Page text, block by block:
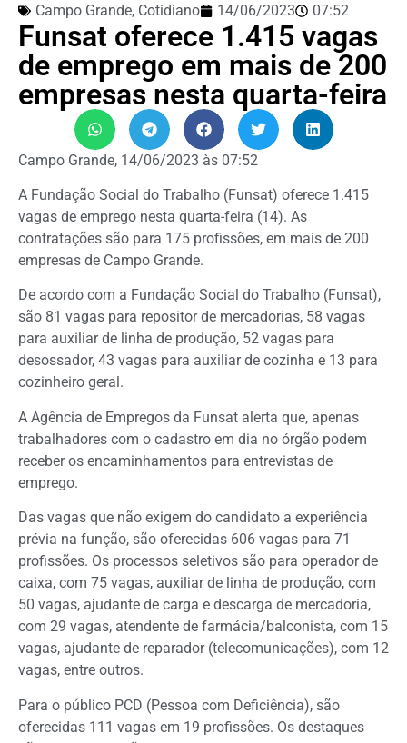
Campo Grande, Cotidiano 14/06/2023 07:52
Funsat oferece 1.415 vagas
de emprego em mais de 200
empresas nesta quarta-feira
Campo Grande, 14/06/2023 às 07:52
A Fundação Social do Trabalho (Funsat) oferece 1.415
vagas de emprego nesta quarta-feira (14). As
contratações são para 175 profissões, em mais de 200
empresas de Campo Grande.
De acordo com a Fundação Social do Trabalho (Funsat),
são 81 vagas para repositor de mercadorias, 58 vagas
para auxiliar de linha de produção, 52 vagas para
desossador, 43 vagas para auxiliar de cozinha e 13 para
cozinheiro geral.
A Agência de Empregos da Funsat alerta que, apenas
trabalhadores com o cadastro em dia no órgão podem
receber os encaminhamentos para entrevistas de
emprego.
Das vagas que não exigem do candidato a experiência
prévia na função, são oferecidas 606 vagas para 71
profissões. Os processos seletivos são para operador de
caixa, com 75 vagas, auxiliar de linha de produção, com
50 vagas, ajudante de carga e descarga de mercadoria,
com 29 vagas, atendente de farmácia/balconista, com 15
vagas, ajudante de reparador (telecomunicações), com 12
vagas, entre outros.
Para o público PCD (Pessoa com Deficiência), são
oferecidas 111 vagas em 19 profissões. Os destaques